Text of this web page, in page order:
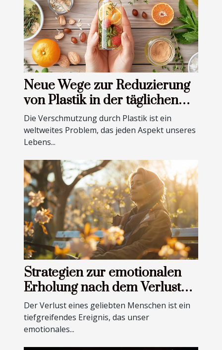
Neue Wege zur Reduzierung
von Plastik in der täglichen
Schönheitsroutine
Die Verschmutzung durch Plastik ist ein
weltweites Problem, das jeden Aspekt unseres
Lebens...
Strategien zur emotionalen
Erholung nach dem Verlust
eines Angehörigen
Der Verlust eines geliebten Menschen ist ein
tiefgreifendes Ereignis, das unser
emotionales...